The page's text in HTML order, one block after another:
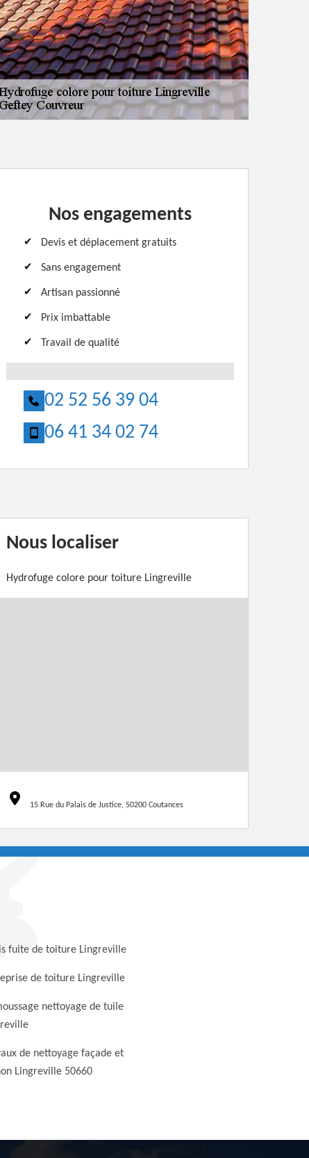
Nos engagements
Devis et déplacement gratuits
Sans engagement
Artisan passionné
Prix imbattable
Travail de qualité
02 52 56 39 04
06 41 34 02 74
Nous localiser
Hydrofuge colore pour toiture Lingreville
15 Rue du Palais de Justice, 50200 Coutances
fuite de toiture Lingreville
de toiture Lingreville
nettoyage de tuile
de nettoyage façade et
Lingreville 50660